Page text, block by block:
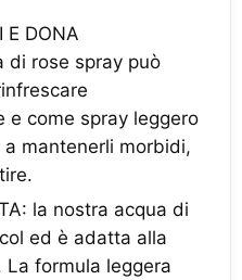
E DONA
di rose spray può
e come spray leggero
mantenerli morbidi,
la nostra acqua di
ed è adatta alla
formula leggera